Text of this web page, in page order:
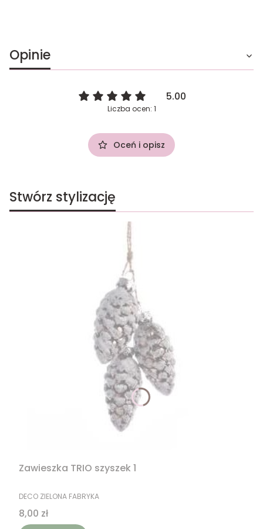
Opinie
5.00
Liczba ocen: 1
Oceń i opisz
Stwórz stylizację
Zawieszka TRIO szyszek 1
PRODUCENT
DECO ZIELONA FABRYKA
Cena
8,00 zł